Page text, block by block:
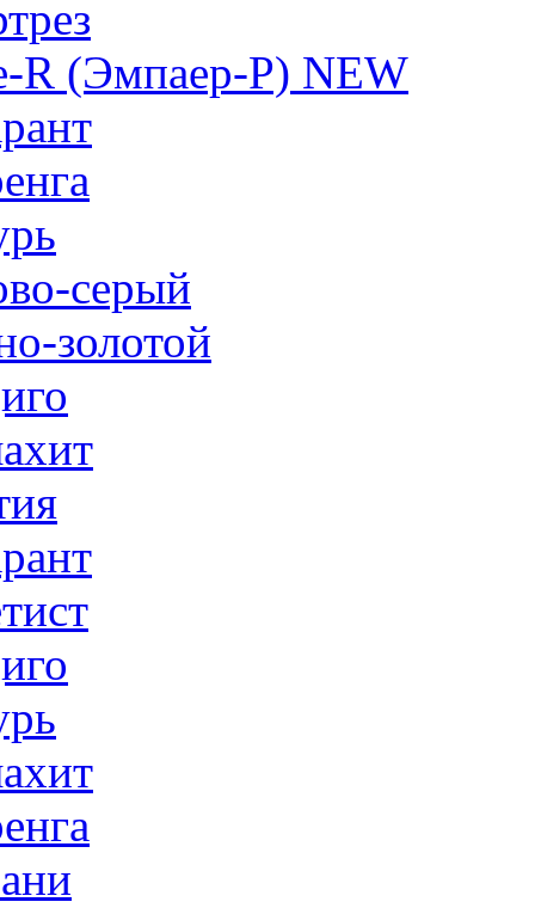
R (Эмпаер-P) NEW
серый
золотой